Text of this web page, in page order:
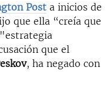
Post a inicios de
que ella “creía que
que el
, ha negado con